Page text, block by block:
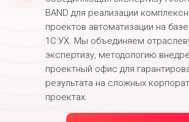
BAND для реализации
проектов автоматизации на базе
1С:УХ. Мы объединяем
экспертизу, методологию
проектный офис для
результата на сложных
проектах.